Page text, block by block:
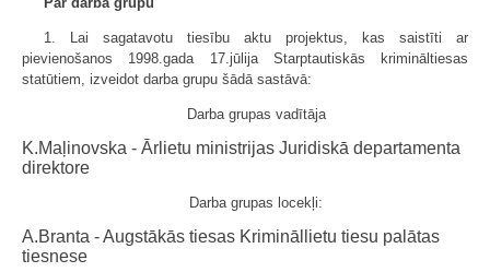
1. Lai sagatavotu tiesību aktu projektus, kas saistīti ar
pievienošanos 1998.gada 17.jūlija Starptautiskās krimināltiesas
statūtiem, izveidot darba grupu šādā sastāvā:
Darba grupas vadītāja
K.Maļinovska - Ārlietu ministrijas Juridiskā departamenta
direktore
Darba grupas locekļi:
A.Branta - Augstākās tiesas Krimināllietu tiesu palātas
tiesnese